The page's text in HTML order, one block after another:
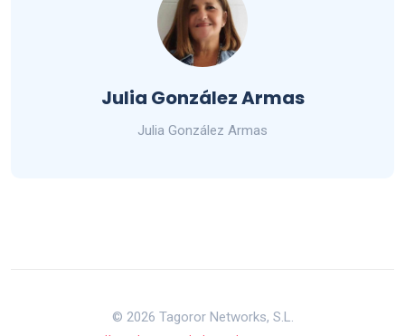
Julia González Armas
Julia González Armas
© 2026 Tagoror Networks, S.L.